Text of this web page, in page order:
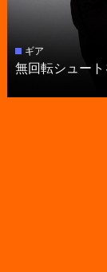
ギア
無回転シュー